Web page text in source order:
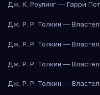
Дж. К. Роулинг — Гарри
Дж. Р. Р. Толкин —
Дж. Р. Р. Толкин —
Дж. Р. Р. Толкин —
Дж. Р. Р. Толкин —